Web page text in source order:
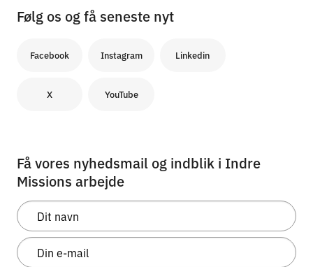
er trygge og sunde for alle.
Læs mere
Vi har brug for flere mandefællesskaber
Der er potentiale for lokale fællesskaber, der er
bygget op om en konkret aktivitet, som